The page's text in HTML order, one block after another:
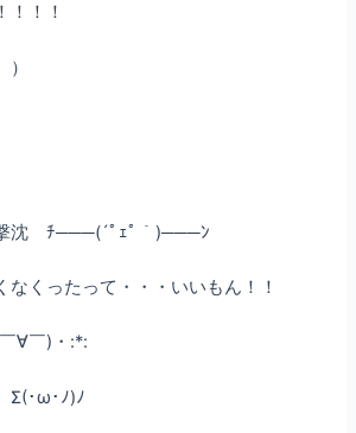
！！！
沈 ﾁ───(´ﾟｪﾟ｀)───ﾝ
なくったって・・・いいもん！！
∀￣)・:*:
Σ(･ω･ﾉ)ﾉ